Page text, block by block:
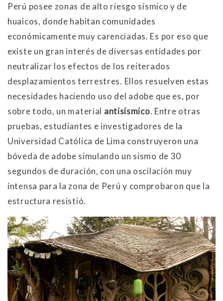
Perú posee zonas de alto riesgo sísmico y de
huaicos, donde habitan comunidades
económicamente muy carenciadas. Es por eso que
existe un gran interés de diversas entidades por
neutralizar los efectos de los reiterados
desplazamientos terrestres. Ellos resuelven estas
necesidades haciendo uso del adobe que es, por
sobre todo, un material antisísmico. Entre otras
pruebas, estudiantes e investigadores de la
Universidad Católica de Lima construyeron una
bóveda de adobe simulando un sismo de 30
segundos de duración, con una oscilación muy
intensa para la zona de Perú y comprobaron que la
estructura resistió.